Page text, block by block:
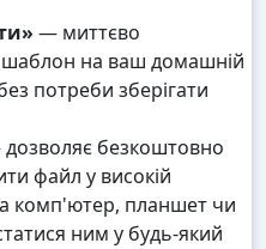
— миттєво
шаблон на ваш домашній
потреби зберігати
безкоштовно
файл у високій
комп'ютер, планшет чи
ним у будь-який